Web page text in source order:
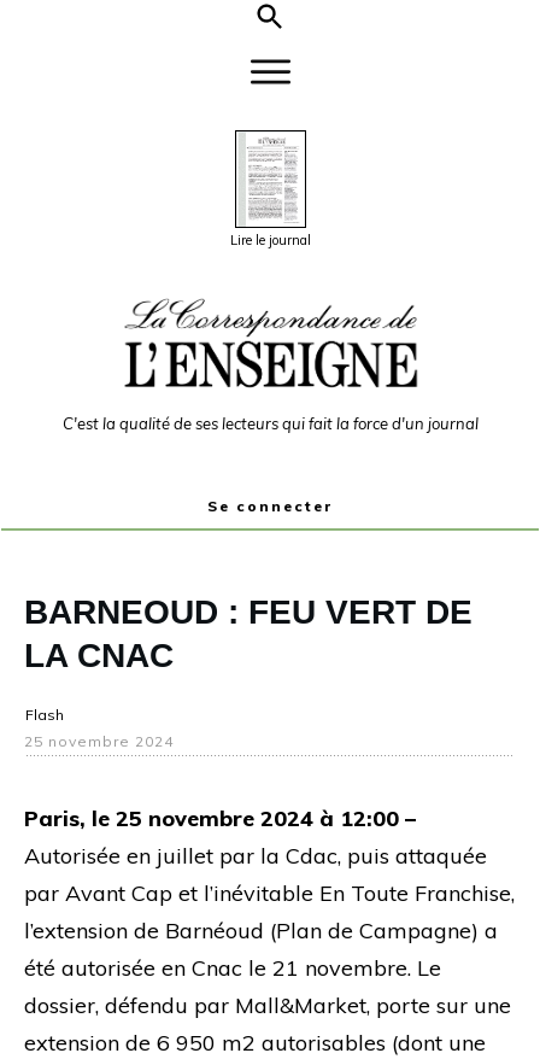
Lire le journal
C'est la qualité de ses lecteurs qui fait la force d'un journal
Se connecter
BARNEOUD : FEU VERT DE
LA CNAC
Flash
25 novembre 2024
Paris, le 25 novembre 2024 à 12:00 –
Autorisée en juillet par la Cdac, puis attaquée
par Avant Cap et l’inévitable En Toute Franchise,
l’extension de Barnéoud (Plan de Campagne) a
été autorisée en Cnac le 21 novembre. Le
dossier, défendu par Mall&Market, porte sur une
extension de 6 950 m2 autorisables (dont une